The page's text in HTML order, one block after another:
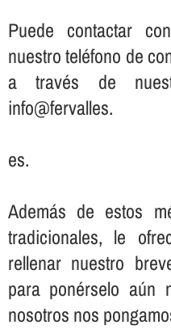
Puede contactar
nuestro teléfono de
a través de
info@fervalles.
es.
Además de estos
tradicionales, le
rellenar nuestro
para ponérselo aún
nosotros nos